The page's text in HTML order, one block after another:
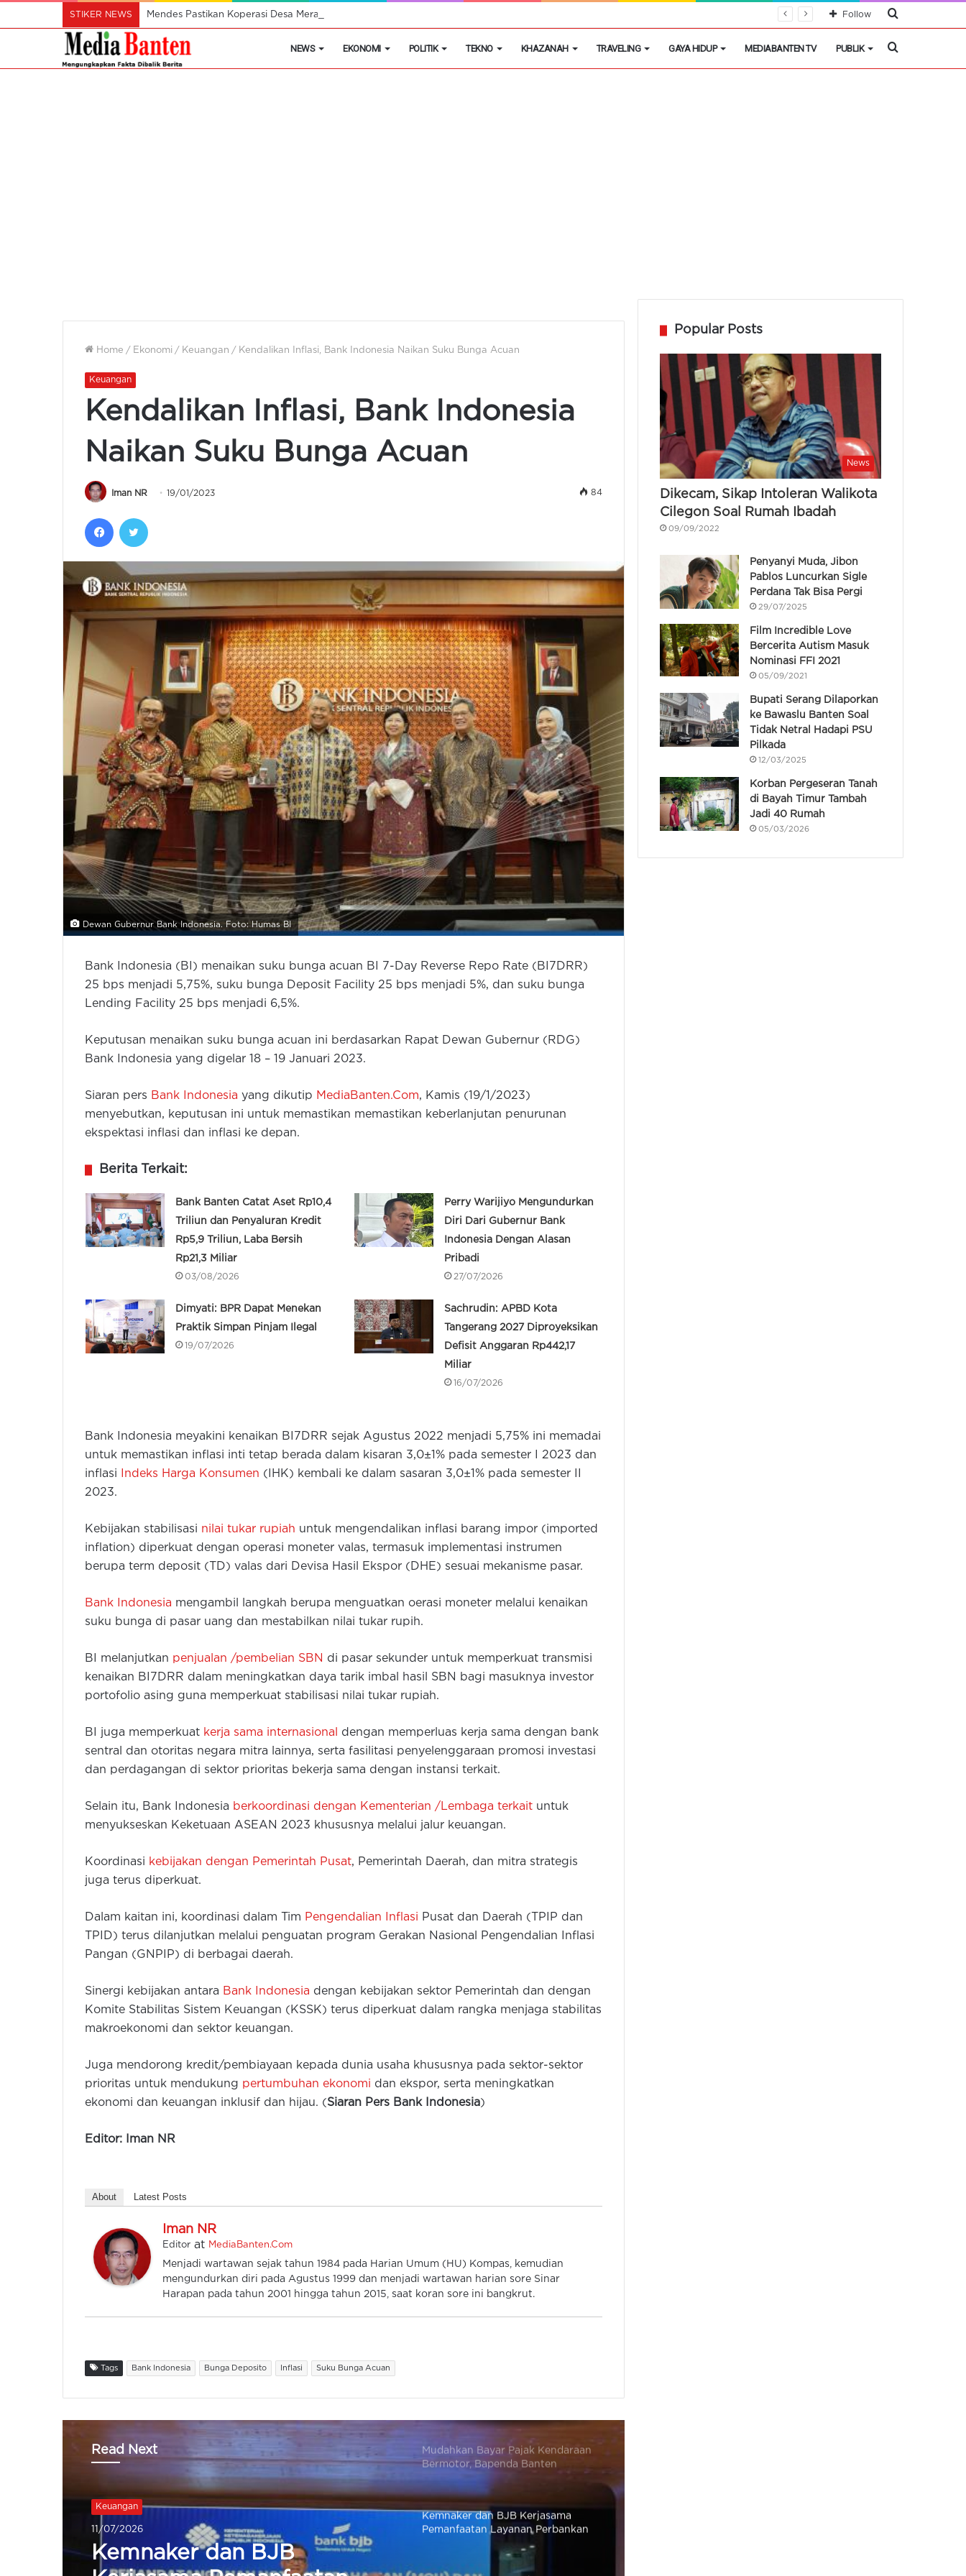
STIKER NEWS Mendes Pastikan Koperasi Desa Merah Putih Tidak Akan Menutup Warung Kelontongan di Desa Cari
Follow
NEWS EKONOMI POLITIK TEKNO KHAZANAH TRAVELING GAYA HIDUP MEDIABANTEN TV PUBLIK Cari
Home / Ekonomi / Keuangan / Kendalikan Inflasi, Bank Indonesia Naikan Suku Bunga Acuan
Keuangan
Kendalikan Inflasi, Bank Indonesia
Naikan Suku Bunga Acuan
Iman NR 19/01/2023 84
Facebook
Dewan Gubernur Bank Indonesia. Foto: Humas BI
Bank Indonesia (BI) menaikan suku bunga acuan BI 7-Day Reverse Repo Rate (BI7DRR)
25 bps menjadi 5,75%, suku bunga Deposit Facility 25 bps menjadi 5%, dan suku bunga
Lending Facility 25 bps menjadi 6,5%.
Keputusan menaikan suku bunga acuan ini berdasarkan Rapat Dewan Gubernur (RDG)
Bank Indonesia yang digelar 18 – 19 Januari 2023.
Siaran pers Bank Indonesia yang dikutip MediaBanten.Com, Kamis (19/1/2023)
menyebutkan, keputusan ini untuk memastikan memastikan keberlanjutan penurunan
ekspektasi inflasi dan inflasi ke depan.
Berita Terkait:
Bank Banten Catat Aset Rp10,4
Triliun dan Penyaluran Kredit
Rp5,9 Triliun, Laba Bersih
Rp21,3 Miliar
03/08/2026
Perry Warijiyo Mengundurkan
Diri Dari Gubernur Bank
Indonesia Dengan Alasan
Pribadi
27/07/2026
Dimyati: BPR Dapat Menekan
Praktik Simpan Pinjam Ilegal
19/07/2026
Sachrudin: APBD Kota
Tangerang 2027 Diproyeksikan
Defisit Anggaran Rp442,17
Miliar
16/07/2026
Bank Indonesia meyakini kenaikan BI7DRR sejak Agustus 2022 menjadi 5,75% ini memadai
untuk memastikan inflasi inti tetap berada dalam kisaran 3,0±1% pada semester I 2023 dan
inflasi
Indeks Harga Konsumen (IHK) kembali ke dalam sasaran 3,0±1% pada semester II
2023.
Kebijakan stabilisasi nilai tukar rupiah untuk mengendalikan inflasi barang impor (imported
inflation) diperkuat dengan operasi moneter valas, termasuk implementasi instrumen
berupa term deposit (TD) valas dari Devisa Hasil Ekspor (DHE) sesuai mekanisme pasar.
Bank Indonesia mengambil langkah berupa menguatkan oerasi moneter melalui kenaikan
suku bunga di pasar uang dan mestabilkan nilai tukar rupih.
BI melanjutkan penjualan /pembelian SBN di pasar sekunder untuk memperkuat transmisi
kenaikan BI7DRR dalam meningkatkan daya tarik imbal hasil SBN bagi masuknya investor
portofolio asing guna memperkuat stabilisasi nilai tukar rupiah.
BI juga memperkuat kerja sama internasional
dengan memperluas kerja sama dengan bank
sentral dan otoritas negara mitra lainnya, serta fasilitasi penyelenggaraan promosi investasi
dan perdagangan di sektor prioritas bekerja sama dengan instansi terkait.
Selain itu, Bank Indonesia berkoordinasi dengan Kementerian /Lembaga terkait untuk
menyukseskan Keketuaan ASEAN 2023 khususnya melalui jalur keuangan.
Koordinasi kebijakan dengan Pemerintah Pusat, Pemerintah Daerah, dan mitra strategis
juga terus diperkuat.
Dalam kaitan ini, koordinasi dalam Tim Pengendalian Inflasi Pusat dan Daerah (TPIP dan
TPID) terus dilanjutkan melalui penguatan program Gerakan Nasional Pengendalian Inflasi
Pangan (GNPIP) di berbagai daerah.
Sinergi kebijakan antara Bank Indonesia dengan kebijakan sektor Pemerintah dan dengan
Komite Stabilitas Sistem Keuangan (KSSK) terus diperkuat dalam rangka menjaga stabilitas
makroekonomi dan sektor keuangan.
Juga mendorong kredit/pembiayaan kepada dunia usaha khususnya pada sektor-sektor
prioritas untuk mendukung pertumbuhan ekonomi dan ekspor, serta meningkatkan
ekonomi dan keuangan inklusif dan hijau. (Siaran Pers Bank Indonesia)
Editor: Iman NR
About Latest Posts
Iman NR
Editor at MediaBanten.Com
Menjadi wartawan sejak tahun 1984 pada Harian Umum (HU) Kompas, kemudian
mengundurkan diri pada Agustus 1999 dan menjadi wartawan harian sore Sinar
Harapan pada tahun 2001 hingga tahun 2015, saat koran sore ini bangkrut.
Tags Bank Indonesia Bunga Deposito Inflasi Suku Bunga Acuan
Read Next
Keuangan
09/07/2026
OJK Beri Izin
Catat Realisasi Penerimaan Rp4,55
Triliun
di ATM Tapi Uang Tak Keluar, Segera
Lakukan Hal Ini
Restoran Penunggak Pajak di Kab
Bermotor, Bapenda Banten
Samsat
Kemnaker dan BJB Kerjasama
Pemanfaatan Layanan Perbankan
OJK Beri Izin Penggabungan 8 BPR
Ke BPR Pusaka Dana di Ciputat
Popular Posts
News
Dikecam, Sikap Intoleran Walikota
Cilegon Soal Rumah Ibadah
09/09/2022
Penyanyi Muda, Jibon
Pablos Luncurkan Sigle
Perdana Tak Bisa Pergi
29/07/2025
Film Incredible Love
Bercerita Autism Masuk
Nominasi FFI 2021
05/09/2021
Bupati Serang Dilaporkan
ke Bawaslu Banten Soal
Tidak Netral Hadapi PSU
Pilkada
12/03/2025
Korban Pergeseran Tanah
di Bayah Timur Tambah
Jadi 40 Rumah
05/03/2026